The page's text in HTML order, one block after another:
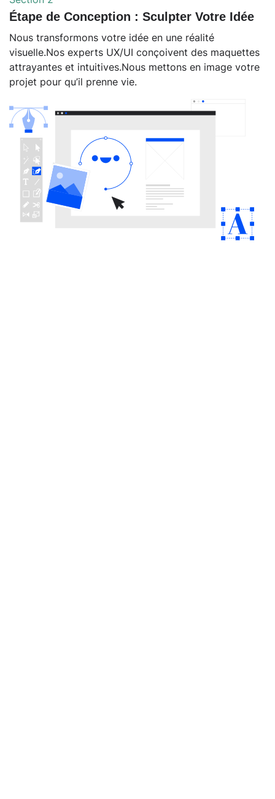
Étape de Conception : Sculpter Votre Idée
Nous transformons votre idée en une réalité
visuelle.Nos experts UX/UI conçoivent des maquettes
attrayantes et intuitives.Nous mettons en image votre
projet pour qu’il prenne vie.